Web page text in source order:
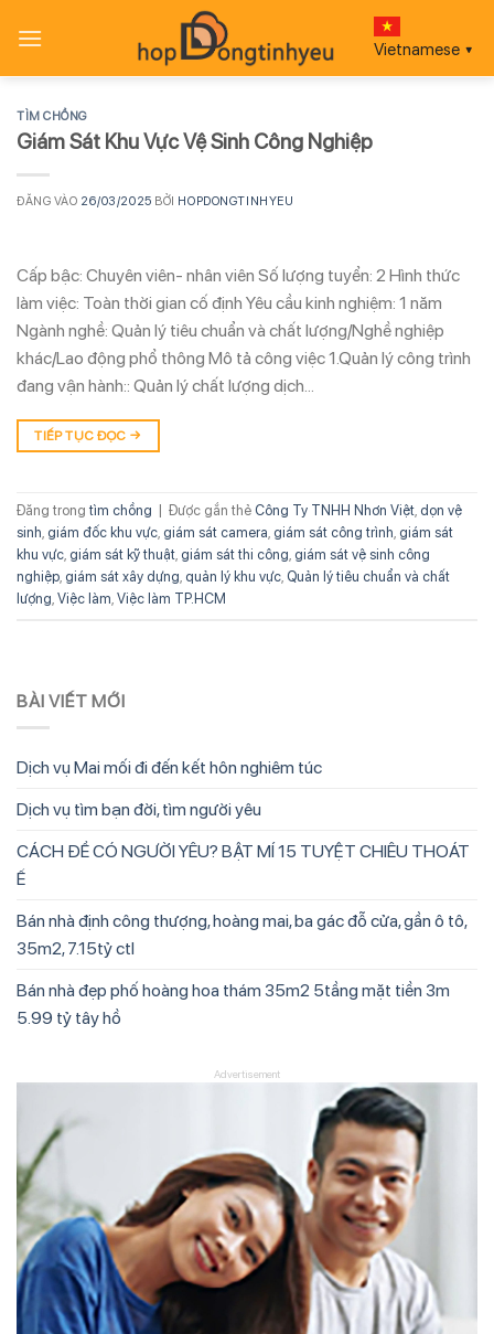
qua
Vietnamese ▼
TÌM CHỒNG
Giám Sát Khu Vực Vệ Sinh Công Nghiệp
ĐĂNG VÀO 26/03/2025 BỞI HOPDONGTINHYEU
Cấp bậc: Chuyên viên- nhân viên Số lượng tuyển: 2 Hình thức
làm việc: Toàn thời gian cố định Yêu cầu kinh nghiệm: 1 năm
Ngành nghề: Quản lý tiêu chuẩn và chất lượng/Nghề nghiệp
khác/Lao động phổ thông Mô tả công việc 1.Quản lý công trình
đang vận hành:: Quản lý chất lượng dịch…
TIẾP TỤC ĐỌC →
Đăng trong tìm chồng Được gắn thẻ Công Ty TNHH Nhơn Việt dọn vệ
sinh giám đốc khu vực giám sát camera giám sát công trình giám sát
khu vực giám sát kỹ thuật giám sát thi công giám sát vệ sinh công
nghiệp giám sát xây dựng quản lý khu vực Quản lý tiêu chuẩn và chất
lượng Việc làm Việc làm TP.HCM
BÀI VIẾT MỚI
Dịch vụ Mai mối đi đến kết hôn nghiêm túc
Dịch vụ tìm bạn đời, tìm người yêu
CÁCH ĐỂ CÓ NGƯỜI YÊU? BẬT MÍ 15 TUYỆT CHIÊU THOÁT
Ế
Bán nhà định công thượng, hoàng mai, ba gác đỗ cửa, gần ô tô,
35m2, 7.15tỷ ctl
Bán nhà đẹp phố hoàng hoa thám 35m2 5tầng mặt tiền 3m
5.99 tỷ tây hồ
Advertisement